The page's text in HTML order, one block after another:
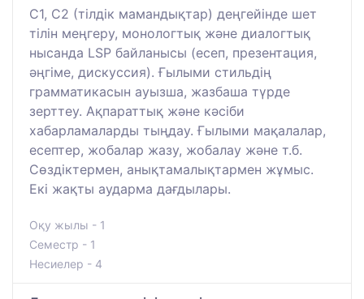
C1, C2 (тілдік мамандықтар) деңгейінде шет
тілін меңгеру, монологтық және диалогтық
нысанда LSP байланысы (есеп, презентация,
әңгіме, дискуссия). Ғылыми стильдің
грамматикасын ауызша, жазбаша түрде
зерттеу. Ақпараттық және кәсіби
хабарламаларды тыңдау. Ғылыми мақалалар,
есептер, жобалар жазу, жобалау және т.б.
Сөздіктермен, анықтамалықтармен жұмыс.
Екі жақты аударма дағдылары.
Оқу жылы - 1
Семестр - 1
Несиелер - 4